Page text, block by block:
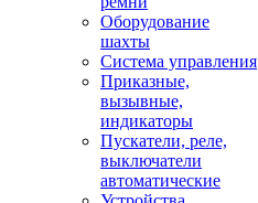
Оборудование
шахты
Система управления
Приказные,
вызывные,
индикаторы
Пускатели, реле,
выключатели
автоматические